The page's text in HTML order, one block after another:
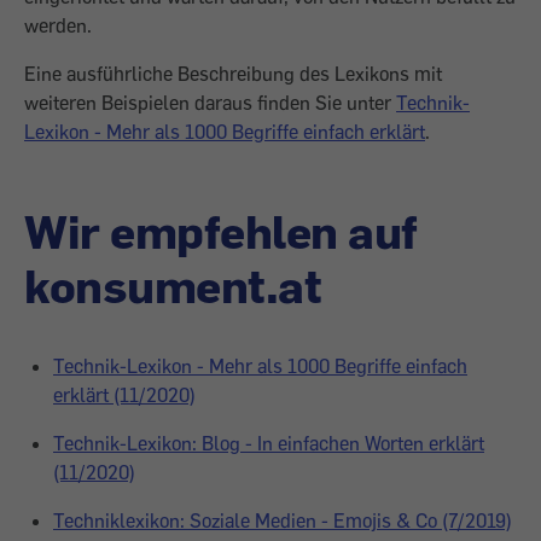
werden.
Eine ausführliche Beschreibung des Lexikons mit
weiteren Beispielen daraus finden Sie unter Technik-
Lexikon - Mehr als 1000 Begriffe einfach erklärt.
Wir empfehlen auf
konsument.at
Technik-Lexikon - Mehr als 1000 Begriffe einfach
erklärt (11/2020)
Technik-Lexikon: Blog - In einfachen Worten erklärt
(11/2020)
Techniklexikon: Soziale Medien - Emojis & Co (7/2019)